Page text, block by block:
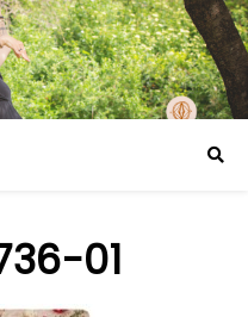
01